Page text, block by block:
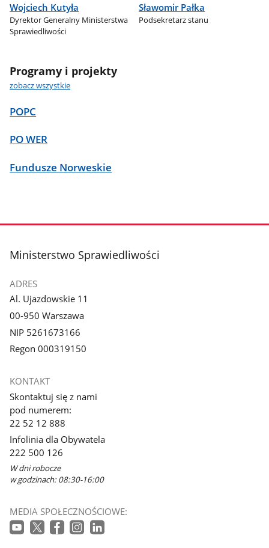
Wojciech Kutyła
Dyrektor Generalny Ministerstwa
Sprawiedliwości
Sławomir Pałka
Podsekretarz stanu
Programy i projekty
zobacz wszystkie
POPC
PO WER
Fundusze Norweskie
stopka
Ministerstwo Sprawiedliwości
ADRES
Al. Ujazdowskie 11
00-950 Warszawa
NIP 5261673166
Regon 000319150
KONTAKT
Skontaktuj się z nami
pod numerem:
22 52 12 888
Infolinia dla Obywatela
222 500 126
W dni robocze
w godzinach: 08:30-16:00
MEDIA SPOŁECZNOŚCIOWE: